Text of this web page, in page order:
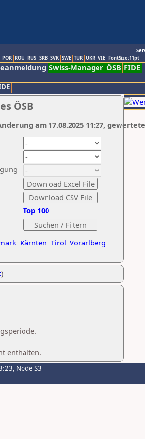
POR ROU RUS SRB SVK SWE TUR UKR VIE FontSize:11pt
Swiss-Manager ÖSB FIDE
ÖSB
Kärnten Tirol Vorarlberg
Top 100
am 17.08.2025 11:27,
)
enthalten.
Node S3